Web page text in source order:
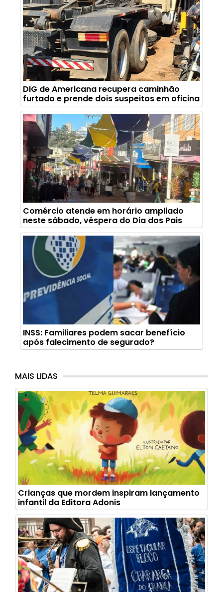
DIG de Americana recupera caminhão
furtado e prende dois suspeitos em oficina
Comércio atende em horário ampliado
neste sábado, véspera do Dia dos Pais
INSS: Familiares podem sacar benefício
após falecimento de segurado?
MAIS LIDAS
Crianças que mordem inspiram lançamento
infantil da Editora Adonis